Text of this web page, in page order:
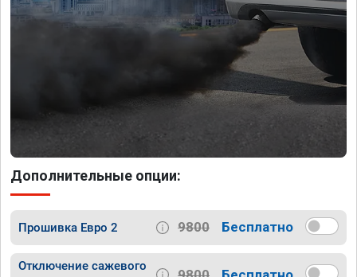
Дополнительные опции:
Прошивка Евро 2 9800 Бесплатно
Отключение сажевого